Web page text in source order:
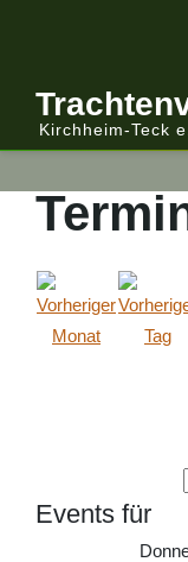
Kirchheim-Teck
Events für
Anmelden/Abmelden
Kalender
Gebirgstracht
Volkstracht
Berichte Vereinsleitung
Berichte
Vereinsleitung